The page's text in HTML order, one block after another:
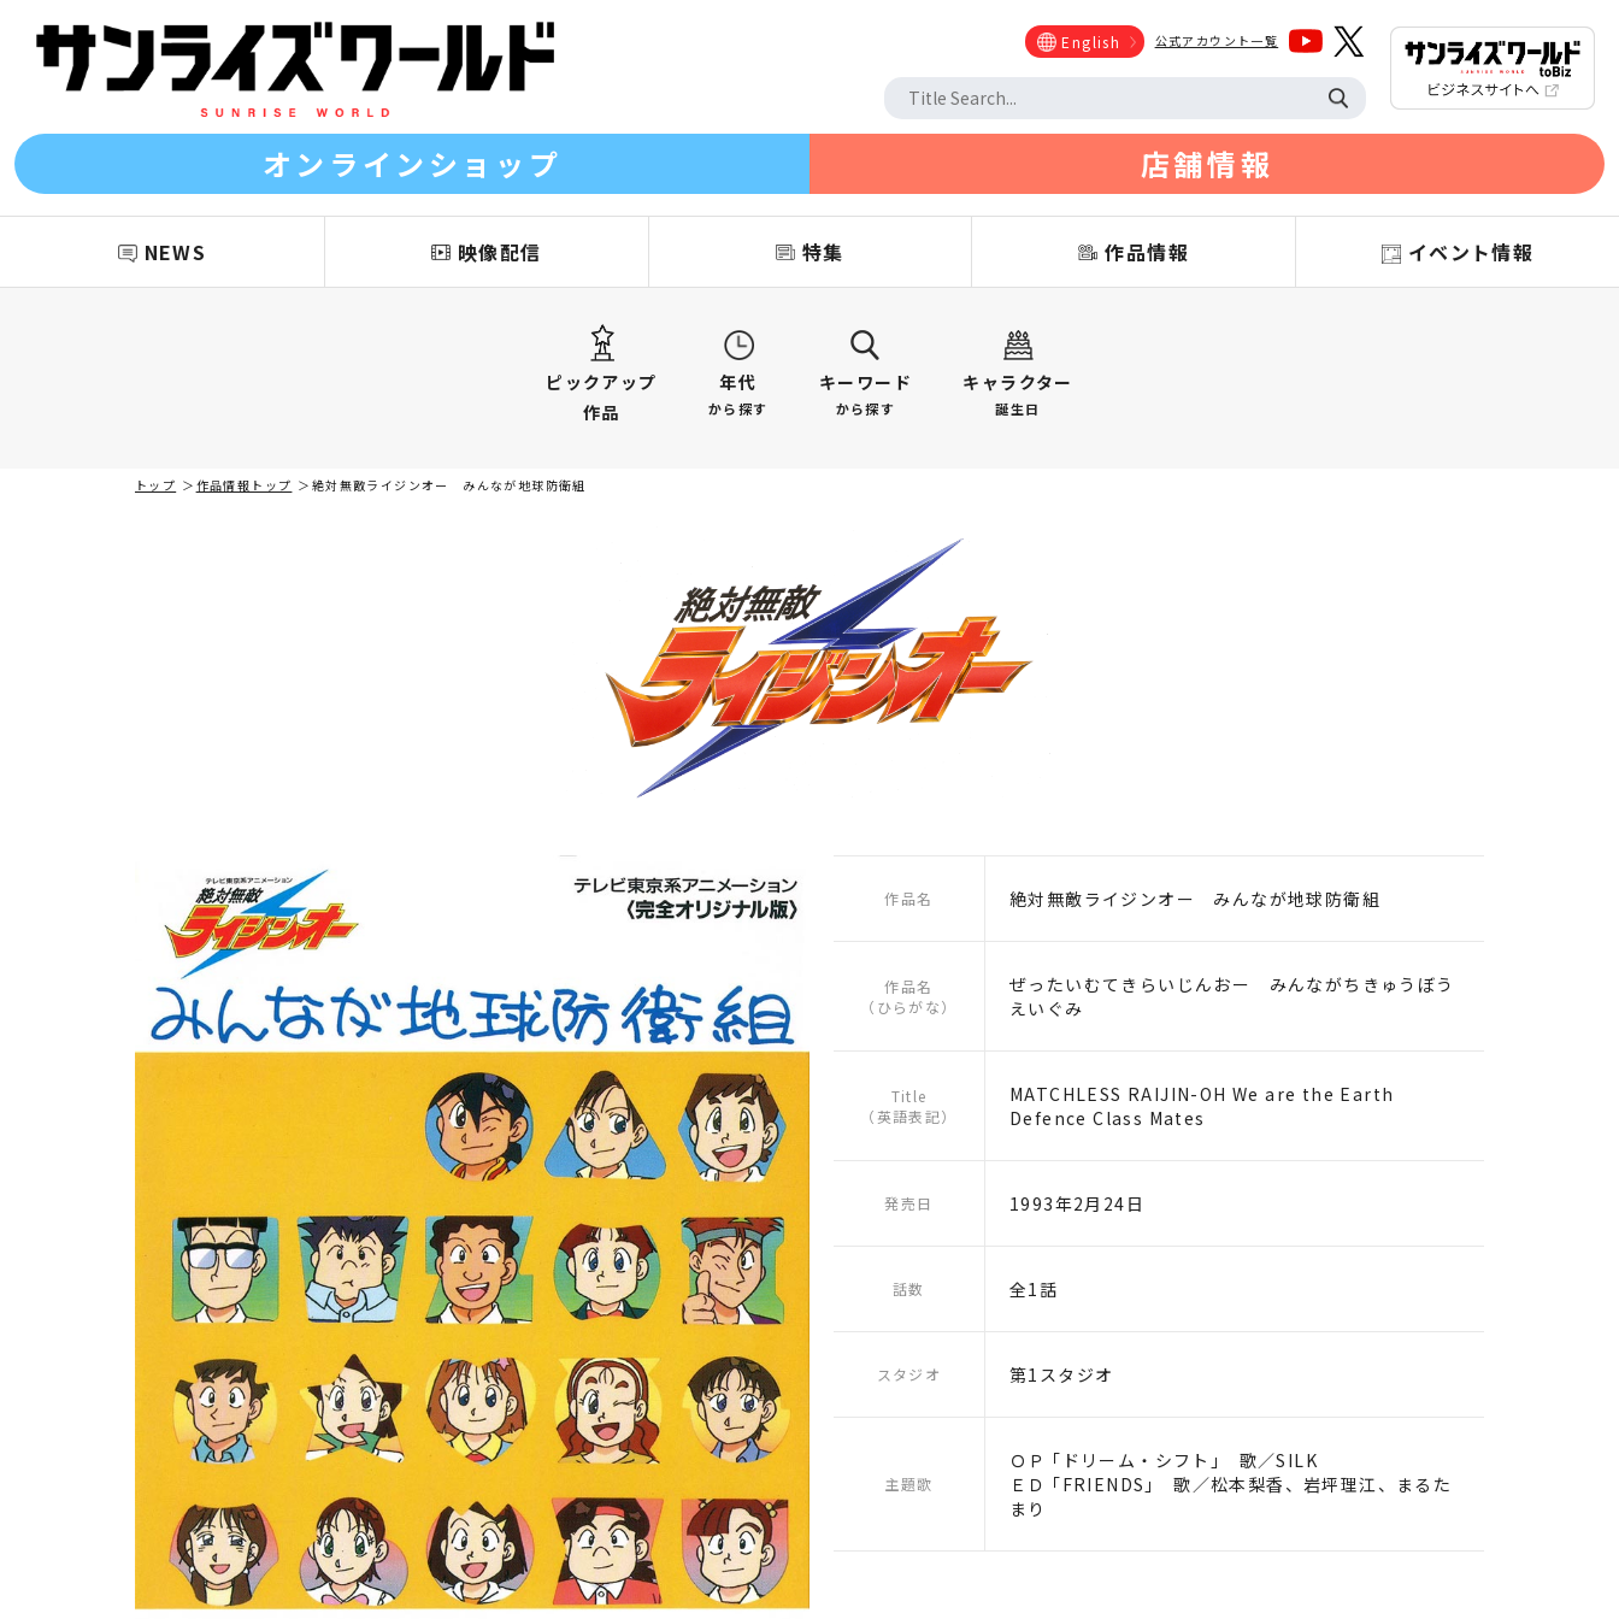
English 公式アカウント一覧
オンラインショップ 店舗情報
NEWS 映像配信 特集 作品情報 イベント情報
ピックアップ
作品
年代
から探す
キーワード
から探す
キャラクター
誕生日
トップ 作品情報トップ 絶対無敵ライジンオー みんなが地球防衛組
作品名 絶対無敵ライジンオー みんなが地球防衛組
作品名
（ひらがな）
ぜったいむてきらいじんおー みんながちきゅうぼう
えいぐみ
Title
（英語表記）
MATCHLESS RAIJIN-OH We are the Earth
Defence Class Mates
発売日 1993年2月24日
話数 全1話
スタジオ 第1スタジオ
主題歌
ＯＰ ｢ドリーム・シフト｣ 歌／SILK
ＥＤ ｢FRIENDS｣ 歌／松本梨香、岩坪理江、まるた
まり